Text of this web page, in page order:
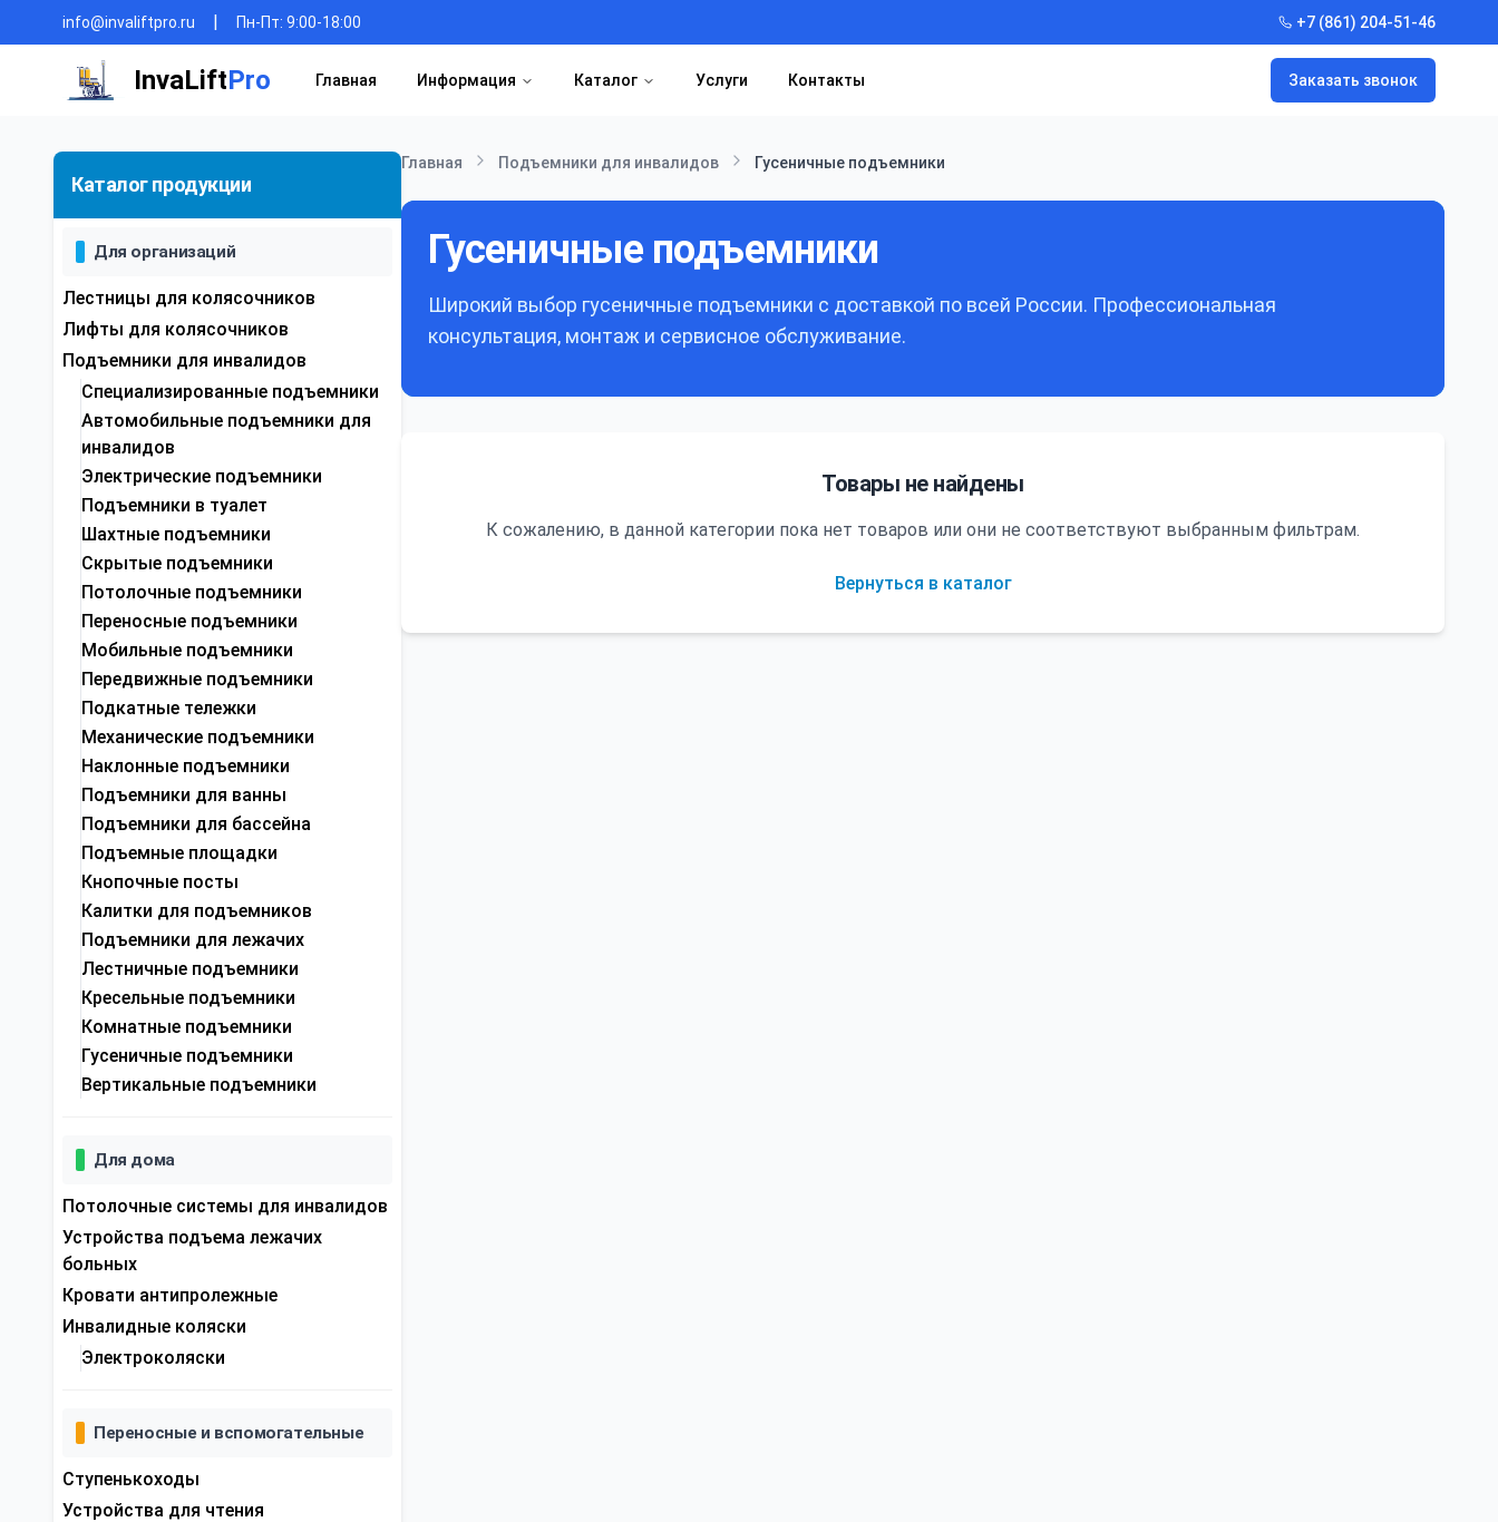
info@invaliftpro.ru | Пн-Пт: 9:00-18:00 +7 (861) 204-51-46
InvaLiftPro Главная Информация Каталог Услуги Контакты Заказать звонок
Каталог продукции
Для организаций
Лестницы для колясочников
Лифты для колясочников
Подъемники для инвалидов
Специализированные подъемники
Автомобильные подъемники для
инвалидов
Электрические подъемники
Подъемники в туалет
Шахтные подъемники
Скрытые подъемники
Потолочные подъемники
Переносные подъемники
Мобильные подъемники
Передвижные подъемники
Подкатные тележки
Механические подъемники
Наклонные подъемники
Подъемники для ванны
Подъемники для бассейна
Подъемные площадки
Кнопочные посты
Калитки для подъемников
Подъемники для лежачих
Лестничные подъемники
Кресельные подъемники
Комнатные подъемники
Гусеничные подъемники
Вертикальные подъемники
Для дома
Потолочные системы для инвалидов
Устройства подъема лежачих
больных
Кровати антипролежные
Инвалидные коляски
Электроколяски
Переносные и вспомогательные
Ступенькоходы
Устройства для чтения
Главная Подъемники для инвалидов Гусеничные подъемники
Гусеничные подъемники
Широкий выбор гусеничные подъемники с доставкой по всей России. Профессиональная
консультация, монтаж и сервисное обслуживание.
Товары не найдены
К сожалению, в данной категории пока нет товаров или они не соответствуют выбранным фильтрам.
Вернуться в каталог